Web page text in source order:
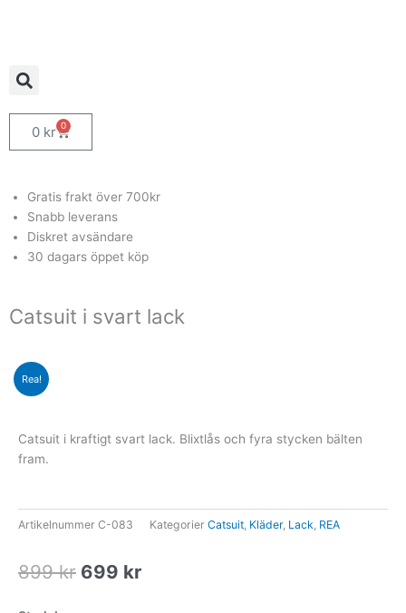
0 kr 0
Varukorg
Gratis frakt över 700kr
Snabb leverans
Diskret avsändare
30 dagars öppet köp
Catsuit i svart lack
Rea!
Catsuit i kraftigt svart lack. Blixtlås och fyra stycken bälten
fram.
Artikelnummer C-083 Kategorier Catsuit, Kläder, Lack, REA
899kr Det
699 krDet